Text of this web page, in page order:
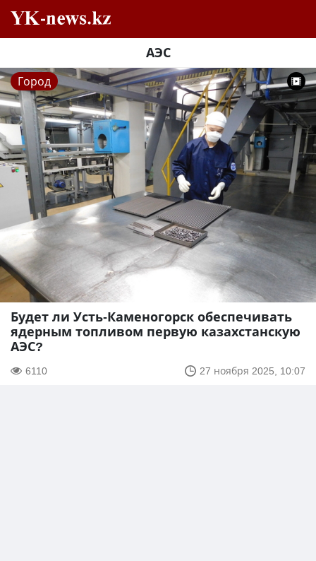
АЭС
Город
Будет ли Усть-Каменогорск обеспечивать
ядерным топливом первую казахстанскую
АЭС?
6110 27 ноября 2025, 10:07